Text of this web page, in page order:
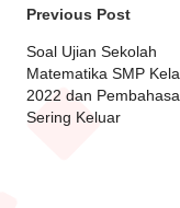
Post
navigation
Previous Post
Soal Ujian Sekolah
Matematika SMP
2022 dan
Sering Keluar